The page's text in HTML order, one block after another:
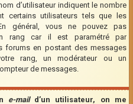
d’utilisateur indiquent le nombre
certains utilisateurs tels que les
général, vous ne pouvez pas
rang car il est paramétré par
forums en postant des messages
rang, un modérateur ou un
de messages.
e-maild’un utilisateur, on me